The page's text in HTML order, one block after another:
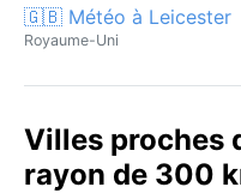
🇬🇧 Météo à Leicester
Royaume-Uni
Villes proches
rayon de 300